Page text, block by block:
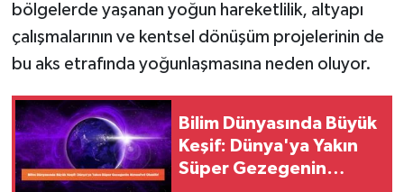
bölgelerde yaşanan yoğun hareketlilik, altyapı
çalışmalarının ve kentsel dönüşüm projelerinin de
bu aks etrafında yoğunlaşmasına neden oluyor.
Bilim Dünyasında Büyük
Keşif: Dünya'ya Yakın
Süper Gezegenin